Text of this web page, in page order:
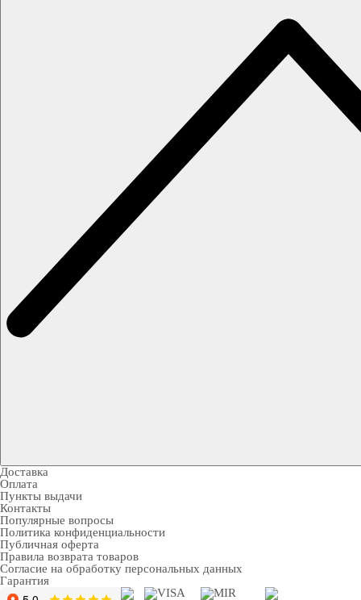
Доставка
Оплата
Пункты выдачи
Контакты
Популярные вопросы
Политика конфиденциальности
Публичная оферта
Правила возврата товаров
Согласие на обработку персональных данных
Гарантия